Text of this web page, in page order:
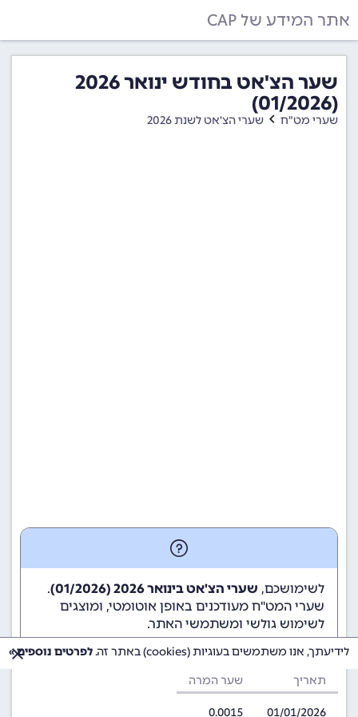
אתר המידע של CAP
שער הצ'אט בחודש ינואר 2026
(01/2026)
שערי מט"ח שערי הצ'אט לשנת 2026
לשימושכם, שערי הצ'אט בינואר 2026 (01/2026)
.
שערי המט"ח מעודכנים באופן אוטומטי, ומוצגים
לשימוש גולשי ומשתמשי האתר.
תאריך שער המרה
01/01/2026
0.0015
לידיעתך, אנו משתמשים בעוגיות (cookies) באתר זה. לפרטים נוספים »